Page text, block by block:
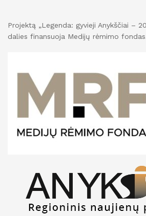
Projektą „Legenda: gyvieji Anykščiai –
dalies finansuoja Medijų rėmimo